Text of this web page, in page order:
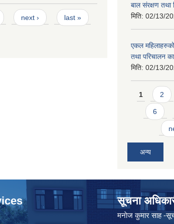
next › last »
बाल संरक्षण तथा
मिति: 02/13/
एकल
तथा परिचालन
मिति: 02/13/
Pages
1 2
6
अन्य
सूचना
मनाेज कुमार साह -